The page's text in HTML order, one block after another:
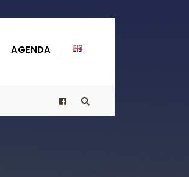
AGENDA